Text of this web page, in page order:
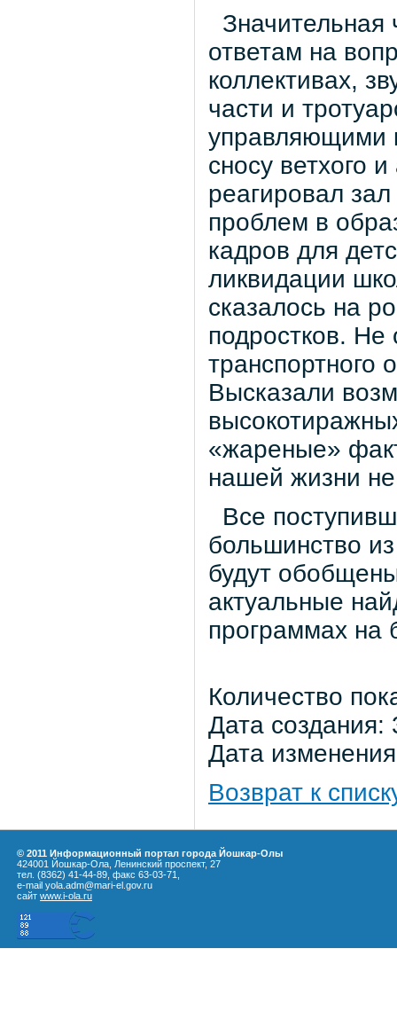
Значительная
ответам на
коллективах,
части и
управляющими
сносу ветхого
реагировал
проблем в
кадров для
ликвидации
сказалось на
подростков.
транспортного
Высказали
«жареные»
нашей жизни не
Все
большинство
будут
актуальные
программах на
Количество
Дата
Дата
Возврат к
© 2011 Информационный портал города Йошкар-Олы
424001 Йошкар-Ола, Ленинский проспект, 27
тел. (8362) 41-44-89, факс 63-03-71,
e-mail yola.adm@mari-el.gov.ru
сайт www.i-ola.ru